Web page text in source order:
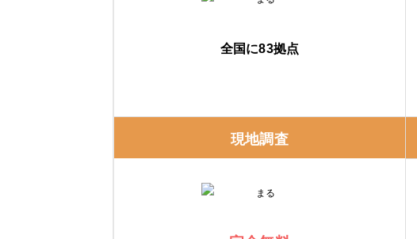
全国に83拠点
現地調査